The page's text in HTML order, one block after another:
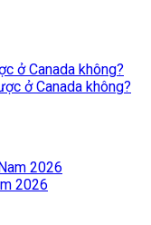
ở Canada không?
2026